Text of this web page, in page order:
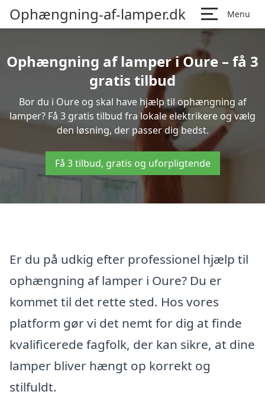
Ophængning-af-lamper.dk Menu
Ophængning af lamper i Oure – få 3
gratis tilbud
Bor du i Oure og skal have hjælp til ophængning af
lamper? Få 3 gratis tilbud fra lokale elektrikere og vælg
den løsning, der passer dig bedst.
Få 3 tilbud, gratis og uforpligtende
Er du på udkig efter professionel hjælp til
ophængning af lamper i Oure? Du er
kommet til det rette sted. Hos vores
platform gør vi det nemt for dig at finde
kvalificerede fagfolk, der kan sikre, at dine
lamper bliver hængt op korrekt og
stilfuldt.